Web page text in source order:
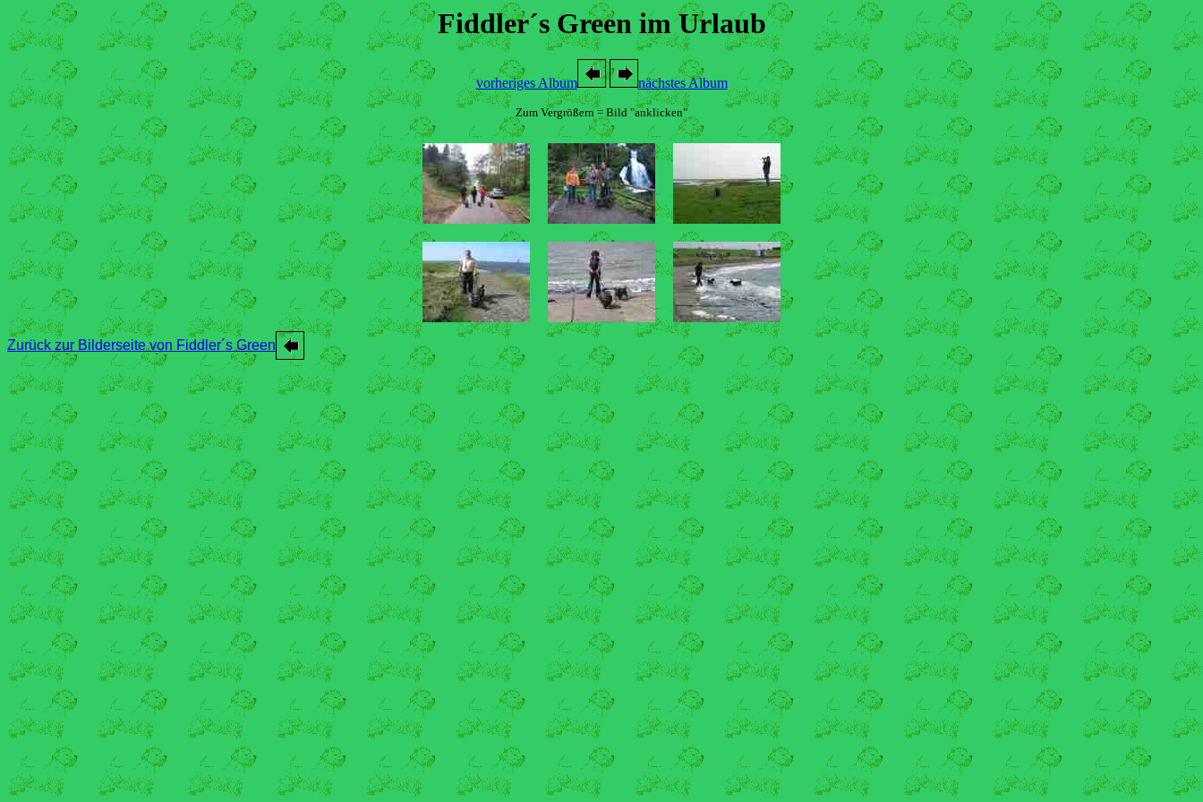
Fiddler´s Green im Urlaub
vorheriges Album nächstes Album
Zum Vergrößern = Bild "anklicken"
Zurück zur Bilderseite von Fiddler´s Green